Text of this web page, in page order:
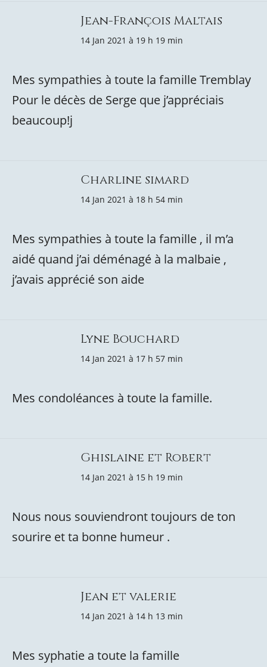
Jean-François Maltais
14 Jan 2021 à 19 h 19 min
Mes sympathies à toute la famille Tremblay
Pour le décès de Serge que j’appréciais
beaucoup!j
Charline simard
14 Jan 2021 à 18 h 54 min
Mes sympathies à toute la famille , il m’a
aidé quand j’ai déménagé à la malbaie ,
j’avais apprécié son aide
Lyne Bouchard
14 Jan 2021 à 17 h 57 min
Mes condoléances à toute la famille.
Ghislaine et Robert
14 Jan 2021 à 15 h 19 min
Nous nous souviendront toujours de ton
sourire et ta bonne humeur .
Jean et valerie
14 Jan 2021 à 14 h 13 min
Mes syphatie a toute la famille